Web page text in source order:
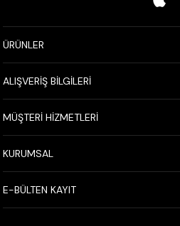
ÜRÜNLER
ALIŞVERİŞ BİLGİLERİ
MÜŞTERİ HİZMETLERİ
KURUMSAL
E-BÜLTEN KAYIT